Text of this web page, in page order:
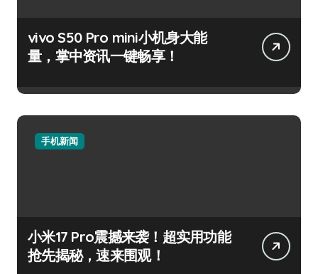
vivo S50 Pro mini小机身大能
量，掌中资讯一键畅享！
手机新闻
小米17 Pro震撼来袭！超实用功能
抢先揭秘，速来围观！